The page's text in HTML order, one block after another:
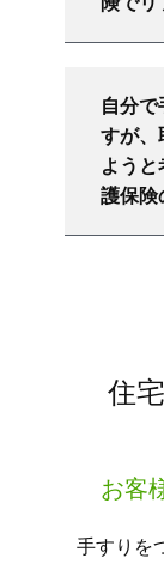
自分
すが、
よう
護保険
住
お客
手すりを